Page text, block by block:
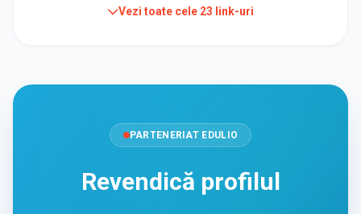
Vezi toate cele 23 link-uri
PARTENERIAT EDULIO
Revendică profilul